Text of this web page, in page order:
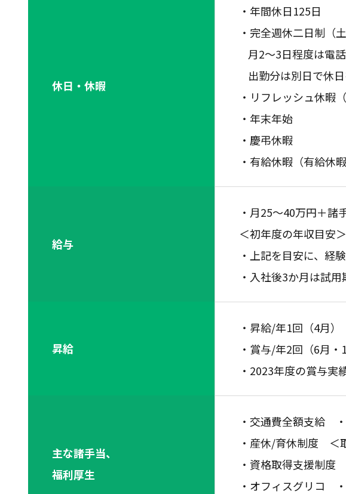
休日・休暇
・年間休日125日
・完全週休二日制（
月2～3日程度は電
出勤分は別日で休
・リフレッシュ休暇
・年末年始
・慶弔休暇
・有給休暇（有給休
給与
・月25～40万円＋諸
＜初年度の年収目安
・上記を目安に、経
・入社後3か月は試
昇給
・昇給/年1回（4月）
・賞与/年2回（6月・
・2023年度の賞与実
主な諸手当、
福利厚生
・交通費全額支給
・産休/育休制度 ＜
・資格取得支援制
・オフィスグリコ